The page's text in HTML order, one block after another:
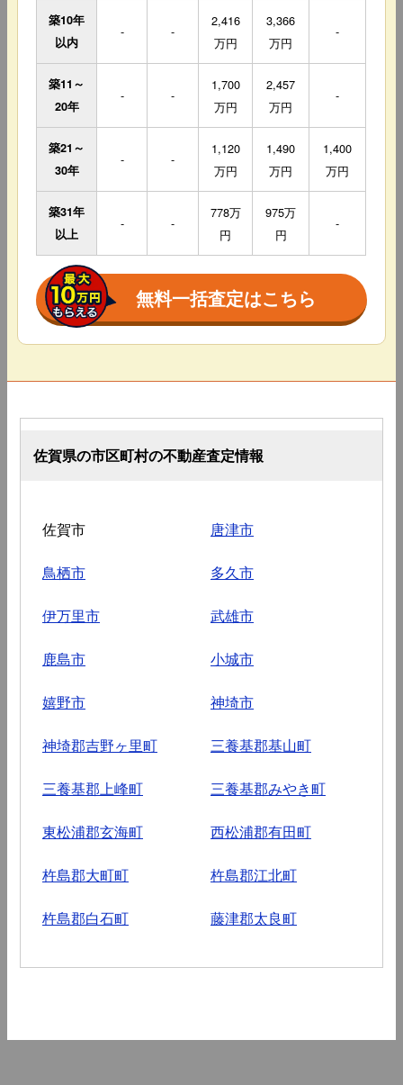
築10年
以内
- -
2,416
万円
3,366
万円
-
築11～
20年
- -
1,700
万円
2,457
万円
-
築21～
30年
- -
1,120
万円
1,490
万円
1,400
万円
築31年
以上
- -
778万
円
975万
円
-
無料一括査定はこちら
佐賀県の市区町村の不動産査定情報
佐賀市 唐津市
鳥栖市 多久市
伊万里市 武雄市
鹿島市 小城市
嬉野市 神埼市
神埼郡吉野ヶ里町 三養基郡基山町
三養基郡上峰町 三養基郡みやき町
東松浦郡玄海町 西松浦郡有田町
杵島郡大町町 杵島郡江北町
杵島郡白石町 藤津郡太良町